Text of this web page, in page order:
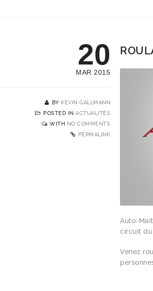
20
MAR 2015
BY KEVIN GALLMANN
POSTED IN ACTUALITÉS
WITH NO COMMENTS
PERMALINK
Auto-
circuit du
Venez